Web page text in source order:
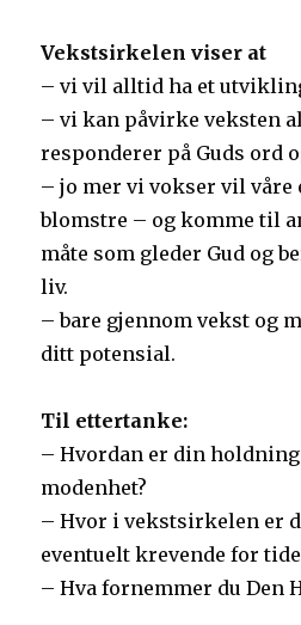
Vekstsirkelen viser at
– vi vil alltid ha et
– vi kan påvirke veksten
responderer på Guds ord
– jo mer vi vokser vil våre
blomstre – og komme til
måte som gleder Gud og
liv.
– bare gjennom vekst og
ditt potensial.
Til ettertanke:
– Hvordan er din
modenhet?
– Hvor i vekstsirkelen er
eventuelt krevende for
– Hva fornemmer du Den